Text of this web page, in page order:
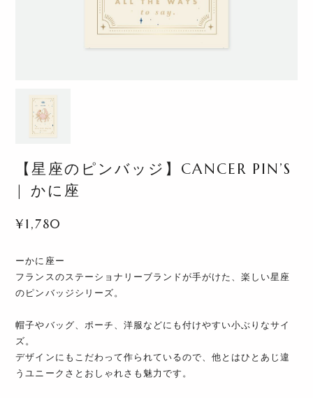
【星座のピンバッジ】CANCER PIN’S
| かに座
¥1,780
ーかに座ー
フランスのステーショナリーブランドが手がけた、楽しい星座
のピンバッジシリーズ。
帽子やバッグ、ポーチ、洋服などにも付けやすい小ぶりなサイ
ズ。
デザインにもこだわって作られているので、他とはひとあじ違
うユニークさとおしゃれさも魅力です。